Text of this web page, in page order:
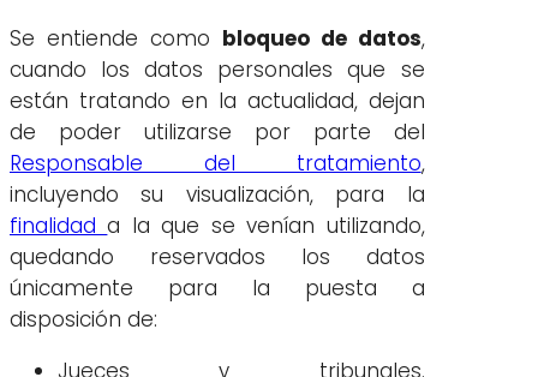
Se entiende como bloqueo de datos,
cuando los datos personales que se
están tratando en la actualidad, dejan
de poder utilizarse por parte del
Responsable del tratamiento,
incluyendo su visualización, para la
finalidada la que se venían utilizando,
quedando reservados los datos
únicamente para la puesta a
disposición de:
Jueces y tribunales.